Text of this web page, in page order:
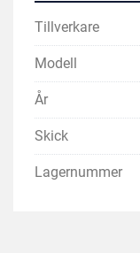
Tillverkare
Modell
År
Skick
Lagernummer